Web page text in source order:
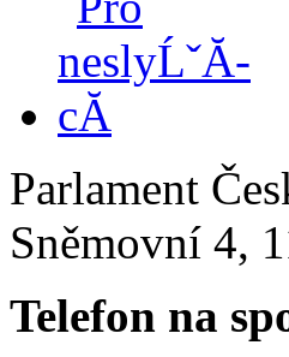
Parlament
Sněmovní 4,
Telefon na